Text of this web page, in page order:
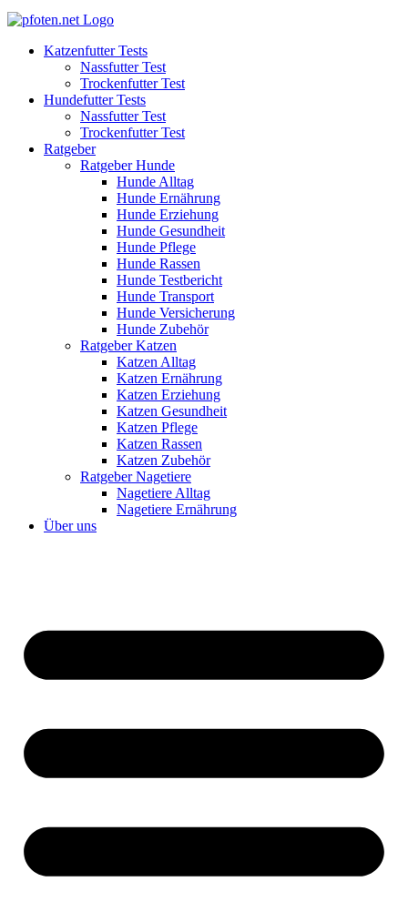
Katzenfutter Tests
Nassfutter Test
Trockenfutter Test
Hundefutter Tests
Nassfutter Test
Trockenfutter Test
Ratgeber
Ratgeber Hunde
Hunde Alltag
Hunde Ernährung
Hunde Erziehung
Hunde Gesundheit
Hunde Pflege
Hunde Rassen
Hunde Testbericht
Hunde Transport
Hunde Versicherung
Hunde Zubehör
Ratgeber Katzen
Katzen Alltag
Katzen Ernährung
Katzen Erziehung
Katzen Gesundheit
Katzen Pflege
Katzen Rassen
Katzen Zubehör
Ratgeber Nagetiere
Nagetiere Alltag
Nagetiere Ernährung
Über uns